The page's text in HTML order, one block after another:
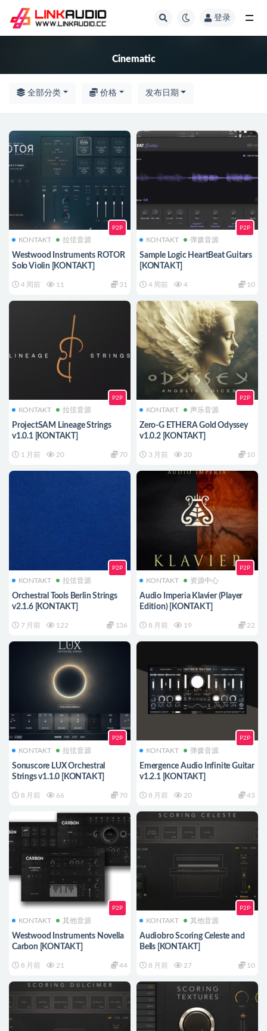
登录
Cinematic
全部分类 价格 发布日期
P2P
KONTAKT 拉弦音源
Westwood Instruments ROTOR
Solo Violin [KONTAKT]
4 周前 11 31
P2P
KONTAKT 弹拨音源
Sample Logic HeartBeat Guitars
[KONTAKT]
4 周前 4 10
P2P
KONTAKT 拉弦音源
ProjectSAM Lineage Strings
v1.0.1 [KONTAKT]
1 月前 20 70
P2P
KONTAKT 声乐音源
Zero-G ETHERA Gold Odyssey
v1.0.2 [KONTAKT]
3 月前 20 10
P2P
KONTAKT 拉弦音源
Orchestral Tools Berlin Strings
v2.1.6 [KONTAKT]
7 月前 122 136
P2P
KONTAKT 资源中心
Audio Imperia Klavier (Player
Edition) [KONTAKT]
8 月前 19 22
P2P
KONTAKT 拉弦音源
Sonuscore LUX Orchestral
Strings v1.1.0 [KONTAKT]
8 月前 66 70
P2P
KONTAKT 弹拨音源
Emergence Audio Infinite Guitar
v1.2.1 [KONTAKT]
8 月前 20 43
P2P
KONTAKT 其他音源
Westwood Instruments Novella
Carbon [KONTAKT]
8 月前 21 44
P2P
KONTAKT 其他音源
Audiobro Scoring Celeste and
Bells [KONTAKT]
8 月前 27 10